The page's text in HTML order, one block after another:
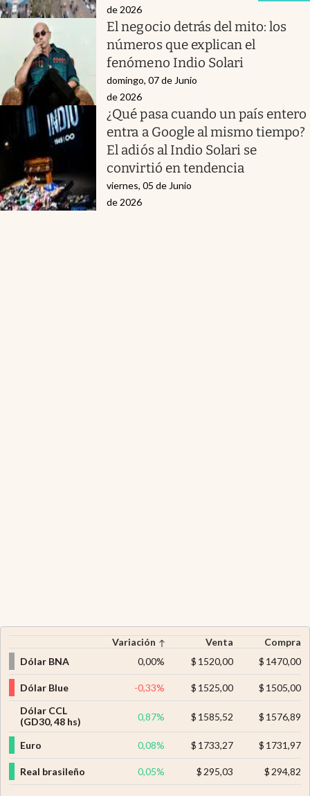
de 2026
El negocio detrás del mito: los
números que explican el
fenómeno Indio Solari
domingo, 07 de Junio
de 2026
¿Qué pasa cuando un país entero
entra a Google al mismo tiempo?
El adiós al Indio Solari se
convirtió en tendencia
viernes, 05 de Junio
de 2026
Variación Venta
Compra
Dólar BNA
0,00% $ 1520,00 $ 1470,00
Dólar Blue -0,33% $ 1525,00 $ 1505,00
Dólar CCL
(GD30, 48 hs)
0,87% $ 1585,52 $ 1576,89
Euro 0,08% $ 1733,27 $ 1731,97
Real brasileño 0,05% $ 295,03 $ 294,82